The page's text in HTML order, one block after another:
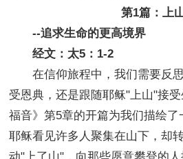
第1篇：上
--追求生命的更高境界
经文：太5：1-2
在信仰旅程中，我们需要反思
受恩典，还是跟随耶稣"上山"接
福音》第5章的开篇为我们描绘了
耶稣看见许多人聚集在山下，却